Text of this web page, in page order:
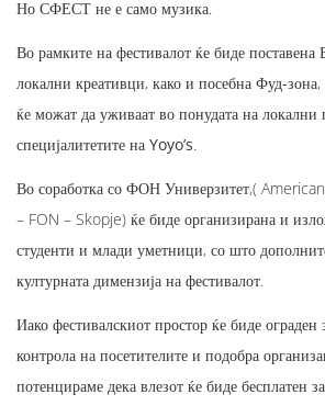
Но СФЕСТ не е само музика.
Во рамките на фестивалот ќе биде поставена
локални креативци, како и посебна Фуд-зона,
ќе можат да уживаат во понудата на локални
специјалитетите на Yoyo’s.
Во соработка со ФОН Универзитет,(
– FON – Skopje) ќе биде организирана и
студенти и млади уметници, со што
културната димензија на фестивалот.
Иако фестивалскиот простор ќе биде ограден
контрола на посетителите и подобра
потенцираме дека влезот ќе биде бесплатен